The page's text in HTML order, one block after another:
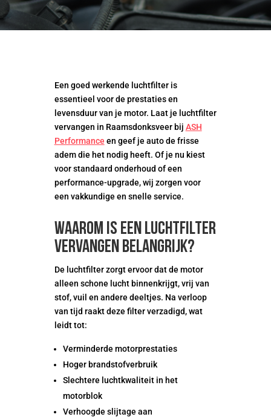
Een goed werkende luchtfilter is
essentieel voor de prestaties en
levensduur van je motor. Laat je luchtfilter
vervangen in Raamsdonksveer bij ASH
Performance en geef je auto de frisse
adem die het nodig heeft. Of je nu kiest
voor standaard onderhoud of een
performance-upgrade, wij zorgen voor
een vakkundige en snelle service.
Waarom is een luchtfilter
vervangen belangrijk?
De luchtfilter zorgt ervoor dat de motor
alleen schone lucht binnenkrijgt, vrij van
stof, vuil en andere deeltjes. Na verloop
van tijd raakt deze filter verzadigd, wat
leidt tot:
Verminderde motorprestaties
Hoger brandstofverbruik
Slechtere luchtkwaliteit in het
motorblok
Verhoogde slijtage aan